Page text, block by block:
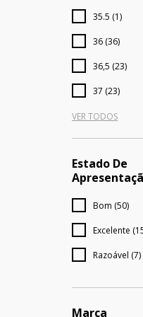
35.5 (1)
36 (36)
36,5 (23)
37 (23)
VER TODOS
Estado De
Bom (50)
Excelente
Razoável (7)
Marca